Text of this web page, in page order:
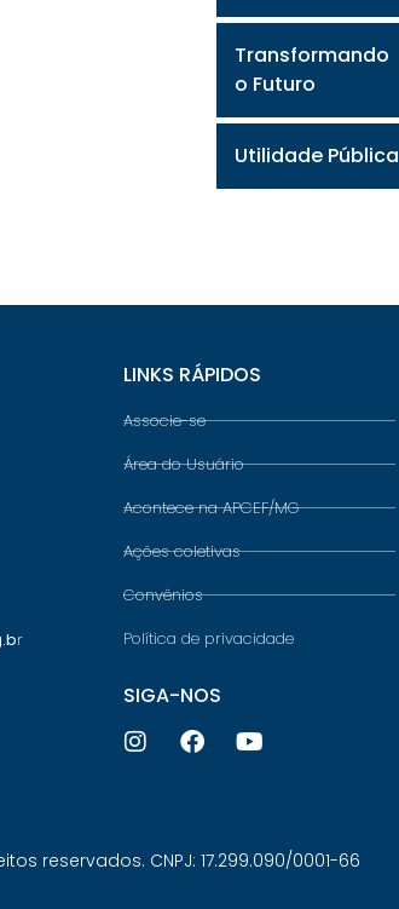
Transformando
o Futuro
Utilidade Pública
r
LINKS RÁPIDOS
Associe-se
Área do Usuário
Acontece na APCEF/MG
Ações coletivas
Convênios
Política de privacidade
SIGA-NOS
reservados. CNPJ: 17.299.090/0001-66